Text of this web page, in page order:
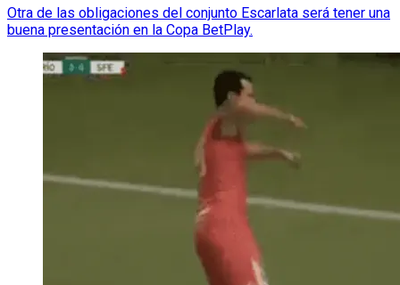
Otra de las obligaciones del conjunto Escarlata será tener una
buena presentación en la Copa BetPlay.